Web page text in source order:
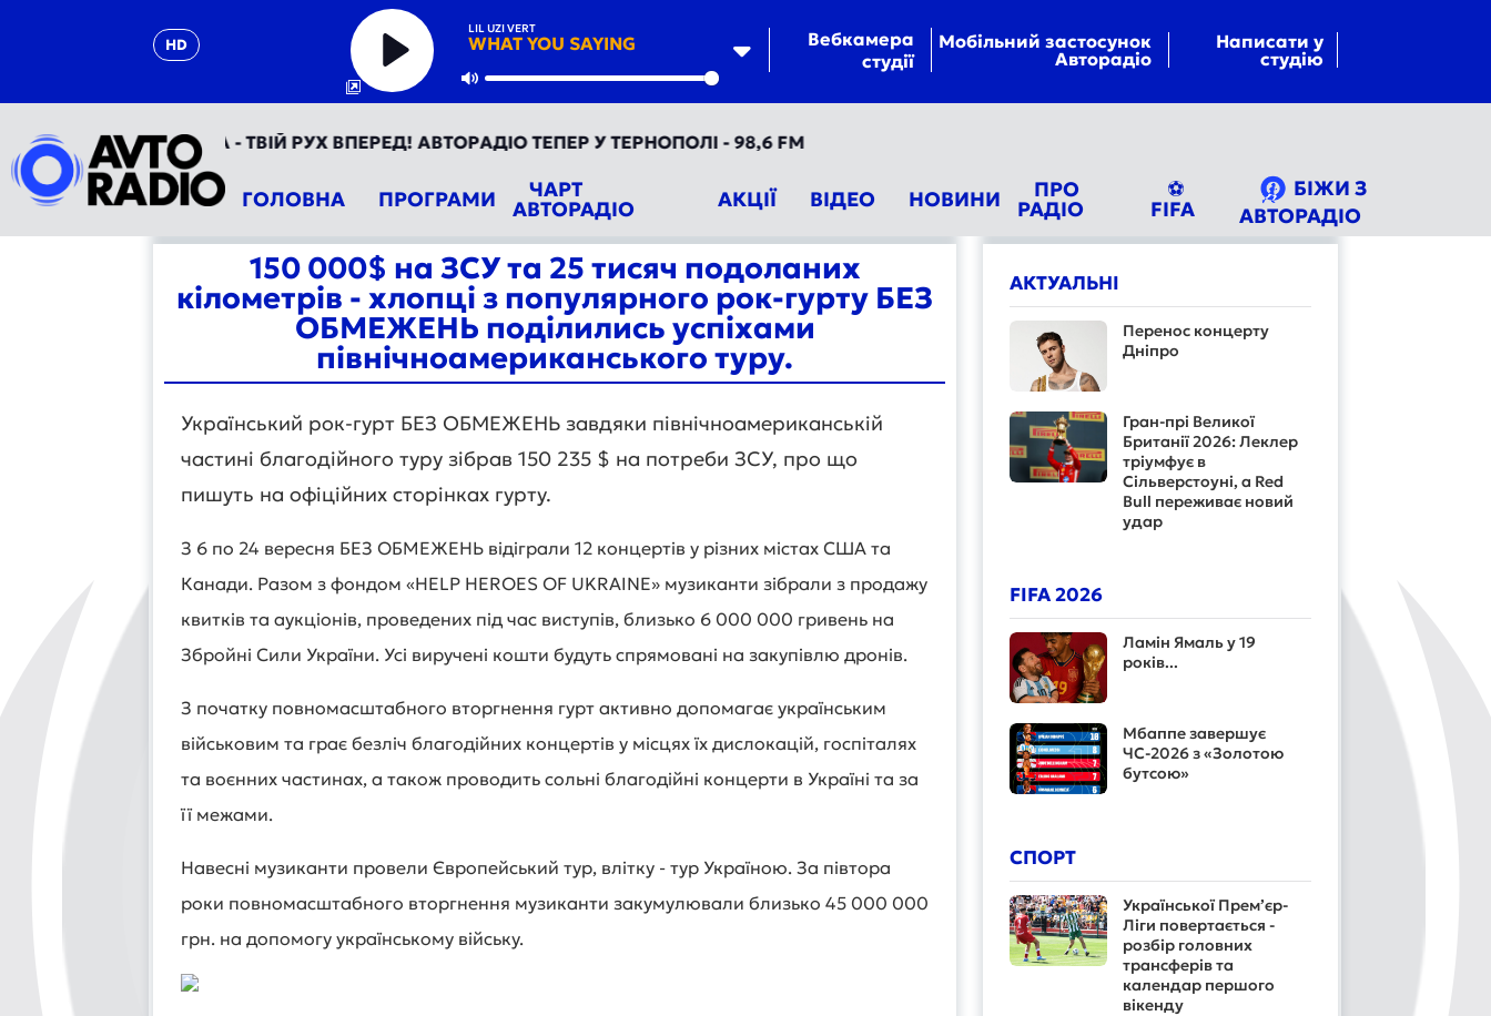
HD
LIL UZI VERT
WHAT YOU SAYING
Play
Mute
Вебкамера
студії
Мобільний застосунок
Авторадіо
Написати у
студію
УКРАЇНА - ТВІЙ РУХ ВПЕРЕД! АВТОРАДІО ТЕПЕР У ТЕРНОПОЛІ - 98,6 FM
ГОЛОВНА ПРОГРАМИ ЧАРТ
АВТОРАДІО АКЦІЇ ВІДЕО НОВИНИ ПРО
РАДІО
⚽
FIFA
БІЖИ З
АВТОРАДІО
150 000$ на ЗСУ та 25 тисяч подоланих
кілометрів - хлопці з популярного рок-гурту БЕЗ
ОБМЕЖЕНЬ поділились успіхами
північноамериканського туру.
Український рок-гурт БЕЗ ОБМЕЖЕНЬ завдяки північноамериканській
частині благодійного туру зібрав 150 235 $ на потреби ЗСУ, про що
пишуть на офіційних сторінках гурту.
З 6 по 24 вересня БЕЗ ОБМЕЖЕНЬ відіграли 12 концертів у різних містах США та
Канади. Разом з фондом «HELP HEROES OF UKRAINE» музиканти зібрали з продажу
квитків та аукціонів, проведених під час виступів, близько 6 000 000 гривень на
Збройні Сили України. Усі виручені кошти будуть спрямовані на закупівлю дронів.
З початку повномасштабного вторгнення гурт активно допомагає українським
військовим та грає безліч благодійних концертів у місцях їх дислокацій, госпіталях
та воєнних частинах, а також проводить сольні благодійні концерти в Україні та за
її межами.
Навесні музиканти провели Європейський тур, влітку - тур Україною. За півтора
роки повномасштабного вторгнення музиканти закумулювали близько 45 000 000
грн. на допомогу українському війську.
АКТУАЛЬНІ
Перенос концерту
Дніпро
Гран-прі Великої
Британії 2026: Леклер
тріумфує в
Сільверстоуні, а Red
Bull переживає новий
удар
FIFA 2026
Ламін Ямаль у 19
років...
Мбаппе завершує
ЧС-2026 з «Золотою
бутсою»
СПОРТ
Української Прем’єр-
Ліги повертається -
розбір головних
трансферів та
календар першого
вікенду